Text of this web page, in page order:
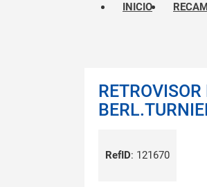
INICIO
RefID: 121670